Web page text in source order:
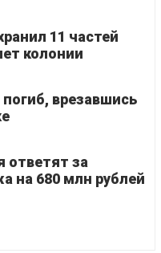
11 частей
колонии
врезавшись
за
на 680 млн рублей